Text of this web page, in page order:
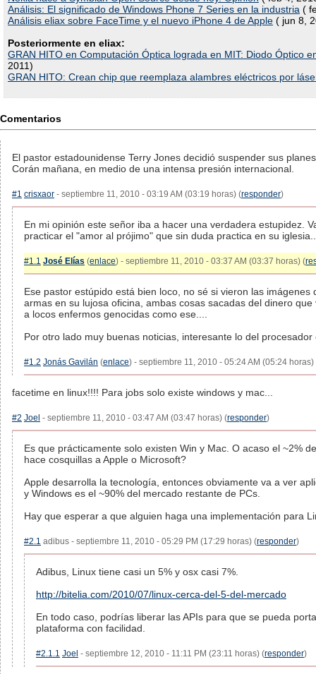
Análisis: El significado de Windows Phone 7 Series en la industria (
Análisis eliax sobre FaceTime y el nuevo iPhone 4 de Apple ( jun 8,
Posteriormente en eliax:
GRAN HITO en Computación Óptica lograda en MIT: Diodo Óptico
2011)
GRAN HITO: Crean chip que reemplaza alambres eléctricos por
Comentarios
El pastor estadounidense Terry Jones decidió suspender sus
Corán mañana, en medio de una intensa presión internacional.
#1 crisxaor - septiembre 11, 2010 - 03:19 AM (03:19 horas) (responder)
En mi opinión este señor iba a hacer una verdadera estupidez.
practicar el "amor al prójimo" que sin duda practica en su
#1.1 José Elías (enlace) - septiembre 11, 2010 - 03:37 AM (03:37 horas) (
Ese pastor estúpido está bien loco, no sé si vieron las imágenes
armas en su lujosa oficina, ambas cosas sacadas del dinero
a locos enfermos genocidas como ese....
Por otro lado muy buenas noticias, interesante lo del procesador
#1.2 Jonás Gavilán (enlace) - septiembre 11, 2010 - 05:24 AM (05:24 horas)
facetime en linux!!!! Para jobs solo existe windows y mac...
#2 Joel - septiembre 11, 2010 - 03:47 AM (03:47 horas) (responder)
Es que prácticamente solo existen Win y Mac. O acaso el ~2%
hace cosquillas a Apple o Microsoft?
Apple desarrolla la tecnología, entonces obviamente va a ver
y Windows es el ~90% del mercado restante de PCs.
Hay que esperar a que alguien haga una implementación para
#2.1 adibus - septiembre 11, 2010 - 05:29 PM (17:29 horas) (responder)
Adibus, Linux tiene casi un 5% y osx casi 7%.
http://bitelia.com/2010/07/linux-cerca-del-5-del-mercado
En todo caso, podrías liberar las APIs para que se pueda
plataforma con facilidad.
#2.1.1 Joel - septiembre 12, 2010 - 11:11 PM (23:11 horas) (responder)